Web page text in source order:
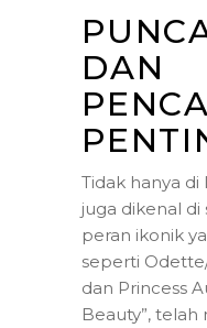
DAN
Tidak hanya di
juga dikenal
peran ikonik
seperti
dan Princess
Beauty”,